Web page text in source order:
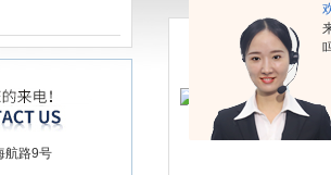
大连）有限公司
路9号